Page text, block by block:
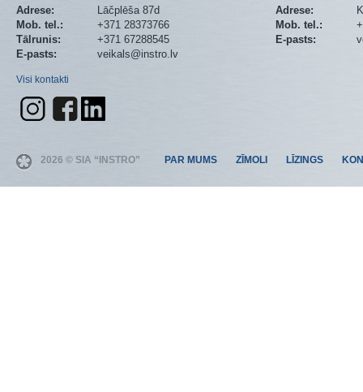
Adrese:
Lāčplēša 87d
Mob. tel.:
+371 28373766
Tālrunis:
+371 67288545
E-pasts:
veikals@instro.lv
Visi kontakti
Adrese:
Mob. tel.:
E-pasts:
2026 © SIA “INSTRO” PAR MUMS ZĪMOLI LĪZINGS